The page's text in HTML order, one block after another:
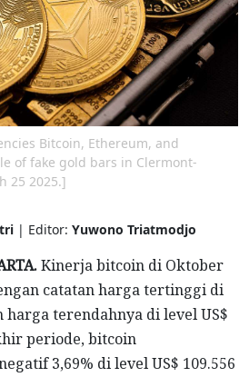
Bitcoin, Ethereum, and
of fake gold bars in Clermont-
25 2025.]
| Editor: Yuwono Triatmodjo
Kinerja bitcoin di Oktober
catatan harga tertinggi di
harga terendahnya di level US$
periode, bitcoin
3,69% di level US$ 109.556